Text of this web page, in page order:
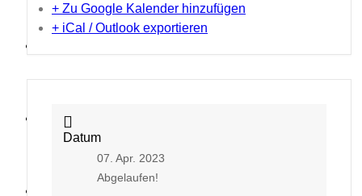
Termine
+ Zu Google Kalender hinzufügen
+ iCal / Outlook exportieren
Datum
07. Apr. 2023
Abgelaufen!